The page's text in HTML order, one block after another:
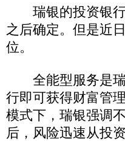
瑞银的投资银行
之后确定。但是近
位。
全能型服务是瑞
行即可获得财富管
模式下，瑞银强调
后，风险迅速从投